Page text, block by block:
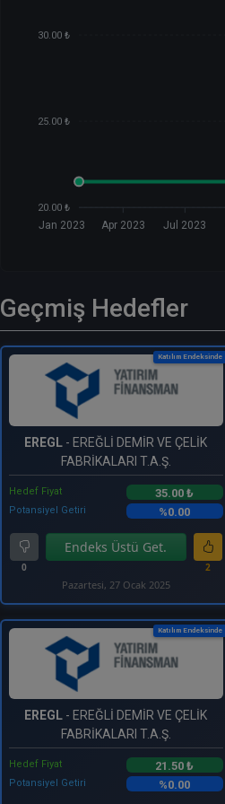
30.00 ₺
25.00 ₺
20.00 ₺
Jan 2023 Apr 2023 Jul 2023
Geçmiş Hedefler
Katılım Endeksinde
EREGL - EREĞLİ DEMİR VE ÇELİK
FABRİKALARI T.A.Ş.
Hedef Fiyat 35.00 ₺
Potansiyel Getiri %0.00
0
Endeks Üstü Get.
2
Pazartesi, 27 Ocak 2025
Katılım Endeksinde
EREGL - EREĞLİ DEMİR VE ÇELİK
FABRİKALARI T.A.Ş.
Hedef Fiyat 21.50 ₺
Potansiyel Getiri %0.00